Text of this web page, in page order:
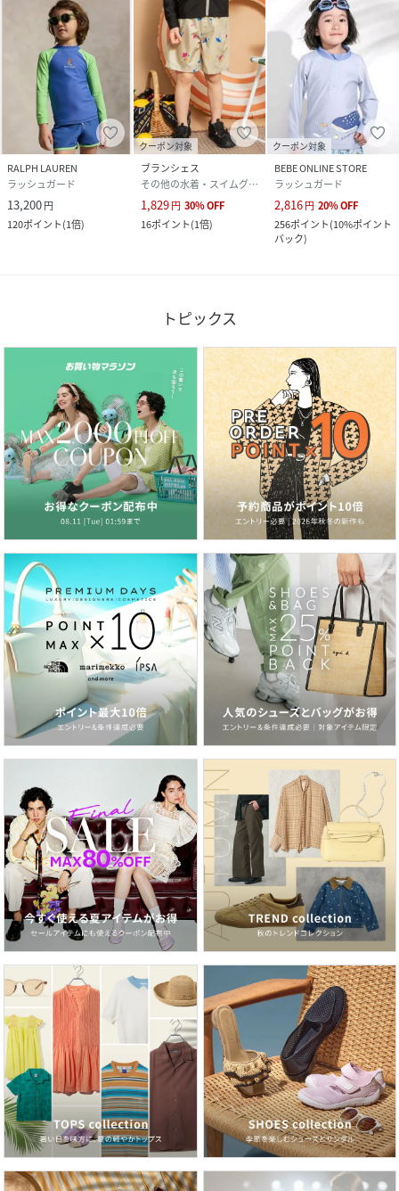
RALPH LAUREN
ラッシュガード
13,200円
120ポイント(1倍)
クーポン対象
ブランシェス
その他の水着・スイムグッズ
1,829円 30%OFF
16ポイント(1倍)
クーポン対象
BEBE ONLINE STORE
ラッシュガード
2,816円 20%OFF
256ポイント(10%ポイント
バック)
トピックス